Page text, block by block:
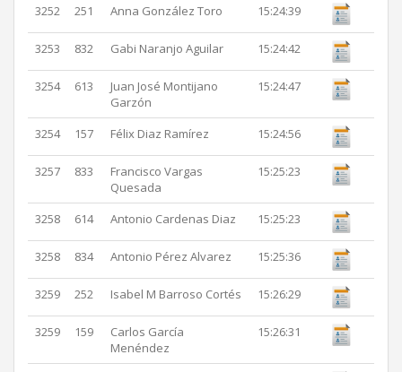
3252 251 Anna González Toro 15:24:39
3253 832 Gabi Naranjo Aguilar 15:24:42
3254 613
Juan José Montijano
Garzón
15:24:47
3254 157 Félix Diaz Ramírez 15:24:56
3257 833
Francisco Vargas
Quesada
15:25:23
3258 614 Antonio Cardenas Diaz 15:25:23
3258 834 Antonio Pérez Alvarez 15:25:36
3259 252 Isabel M Barroso Cortés 15:26:29
3259 159
Carlos García
Menéndez
15:26:31